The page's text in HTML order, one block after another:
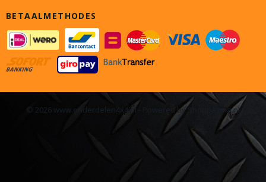
BETAALMETHODES
© 2026 www.onderdelen4x4.nl - Powered by Shoppagina.nl